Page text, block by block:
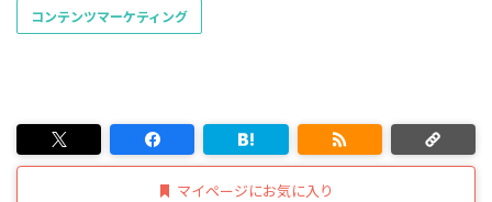
コンテンツマーケティング
マイページにお気に入り